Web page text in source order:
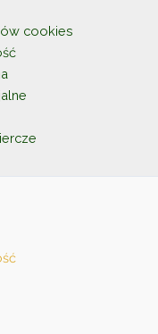
cookies